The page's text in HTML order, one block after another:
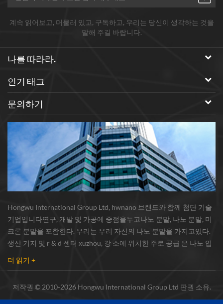
계속 읽어보고, 머물러 있고, 구독하고, 우리는 당신이 생각하는 것을
말해 주길 바랍니다.
나를 따라라.
인기 태그
문의하기
Hongwu International Group Ltd, hwnano 브랜드와 함께 첨단 기술
기업입니다연구, 개발 및 가공에 중점을두고나노 분말, 나노 분말, 미
크론 분말을 포함한다. 우리는 우리 자신의 나노 분말을 가지고있다.
생산 기지 및 r & d 센터 xuzhou, 강 소에 위치한 주로 공급 은 나노 입
하게 유명한 연구와 협력했다.대학, 국내 선도 기술 공장 및 국립 연구
더 읽기 +
저작권 © 2010-2026 Hongwu International Group Ltd 판권 소유.